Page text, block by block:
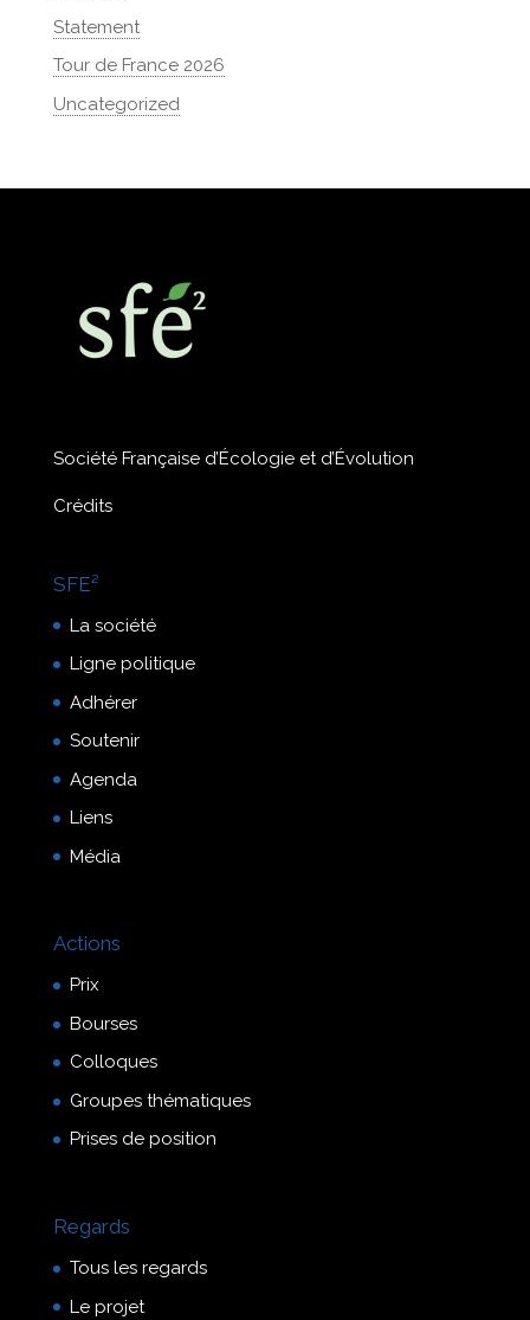
Statement
Tour de France 2026
Uncategorized
Société Française d’Écologie et d’Évolution
Crédits
SFE²
La société
Ligne politique
Adhérer
Soutenir
Agenda
Liens
Média
Actions
Prix
Bourses
Colloques
Groupes thématiques
Prises de position
Regards
Tous les regards
Le projet